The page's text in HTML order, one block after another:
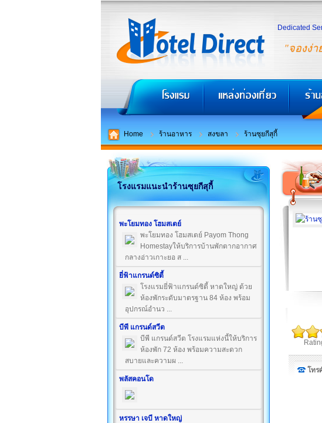
"จองง่า
Dedicated
Home ร้านอาหาร สงขลา ร้านซุยกีสุกี้
โรงแรมแนะนำร้านซุยกีสุกี้
พะโยมทอง โฮมสเตย์
พะโยมทอง โฮมสเตย์ Payom Thong
Homestayให้บริการบ้านพักตากอากาศ
กลางอ่าวเกาะยอ ส ...
ยี่ฟ้าแกรนด์ซิตี้
โรงแรมยี่ฟ้าแกรนด์ซิตี้ หาดใหญ่ ด้วย
ห้องพักระดับมาตรฐาน 84 ห้อง พร้อม
อุปกรณ์อำนว ...
บีพี แกรนด์สวีต
บีพี แกรนด์สวีต โรงแรมแห่งนี้ให้บริการ
ห้องพัก 72 ห้อง พร้อมความสะดวก
สบายและความผ ...
พลัสคอนโด
หรรษา เจบี หาดใหญ่
โทร